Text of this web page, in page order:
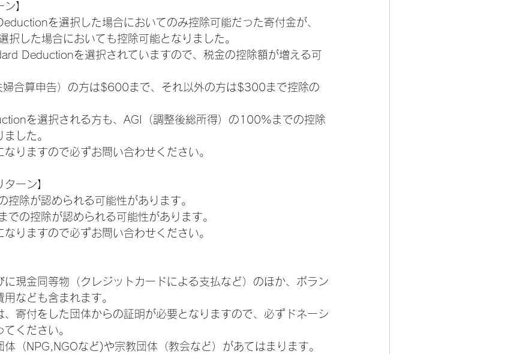
】
を選択した場合においてのみ控除可能だった寄付金が、
した場合においても控除可能となりました。
Deductionを選択されていますので、税金の控除額が増える可
合算申告）の方は$600まで、それ以外の方は$300まで控除の
を選択される方も、AGI（調整後総所得）の100%までの控除
した。
りますので必ずお問い合わせください。
ーン】
控除が認められる可能性があります。
での控除が認められる可能性があります。
りますので必ずお問い合わせください。
に現金同等物（クレジットカードによる支払など）のほか、ボラン
なども含まれます。
、寄付をした団体からの証明が必要となりますので、必ずドネーシ
ください。
体（NPG,NGOなど)や宗教団体（教会など）があてはまります。